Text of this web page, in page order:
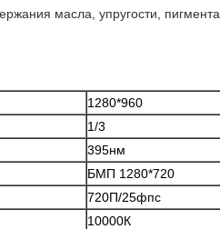
масла, упругости, пигмента.
1280*960
1/3
395нм
БМП 1280*720
720П/25фпс
10000К